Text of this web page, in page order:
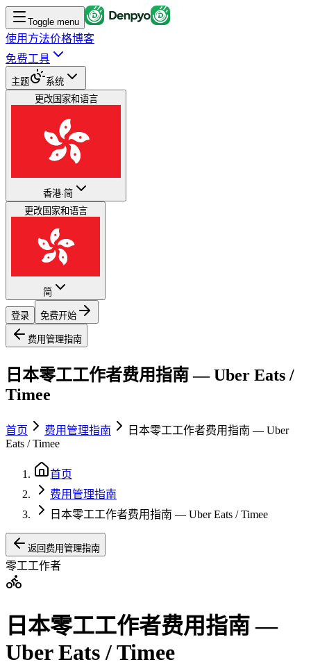
Toggle menu
使用方法价格博客
免费工具
主题
系统
更改国家和语言
香港·简
更改国家和语言
简
登录 免费开始
费用管理指南
日本零工工作者费用指南 — Uber Eats /
Timee
首页 费用管理指南
日本零工工作者费用指南 — Uber
Eats / Timee
首页
费用管理指南
日本零工工作者费用指南 — Uber Eats / Timee
返回费用管理指南
零工工作者
日本零工工作者费用指南 —
Uber Eats / Timee